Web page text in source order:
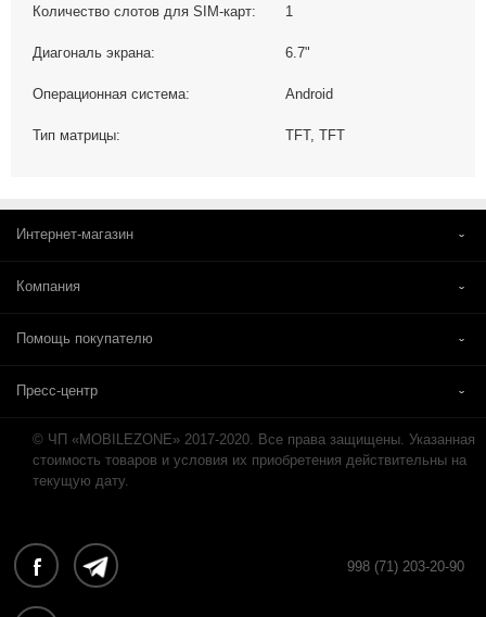
Количество слотов для SIM-карт: 1
Диагональ экрана: 6.7"
Операционная система: Android
Тип матрицы: TFT, TFT
Интернет-магазин
Компания
Помощь покупателю
Пресс-центр
© ЧП «MOBILEZONE» 2017-2020. Все права защищены. Указанная
стоимость товаров и условия их приобретения действительны на
текущую дату.
998 (71) 203-20-90